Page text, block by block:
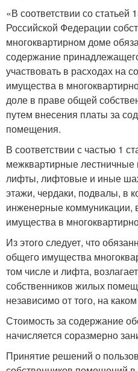
«В соответствии со
Российской Федерации
многоквартирном доме
содержание
участвовать в расходах на
имущества в
доле в праве общей
путем внесения платы за
помещения.
В соответствии с частью 1
межквартирные
лифты, лифтовые и иные
этажи, чердаки, подвалы, в
инженерные коммуникации,
имущества в
Из этого следует, что
общего имущества
том числе и лифта,
собственников жилых
независимо от того, на
Стоимость за содержание
начисляется соразмерно
Принятие решений о